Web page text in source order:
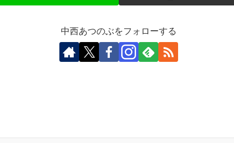
中西あつのぶをフォローする